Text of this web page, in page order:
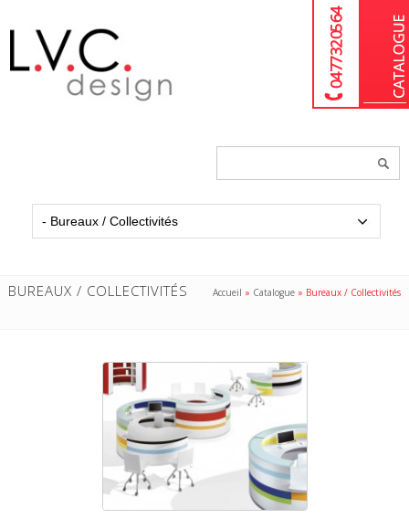
04 77 32 05 64
BUREAUX / COLLECTIVITÉS Accueil » Catalogue » Bureaux / Collectivités